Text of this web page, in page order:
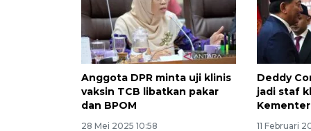
Anggota DPR minta uji klinis
vaksin TCB libatkan pakar
dan BPOM
28 Mei 2025 10:58
Deddy
jadi staf
11 Februari